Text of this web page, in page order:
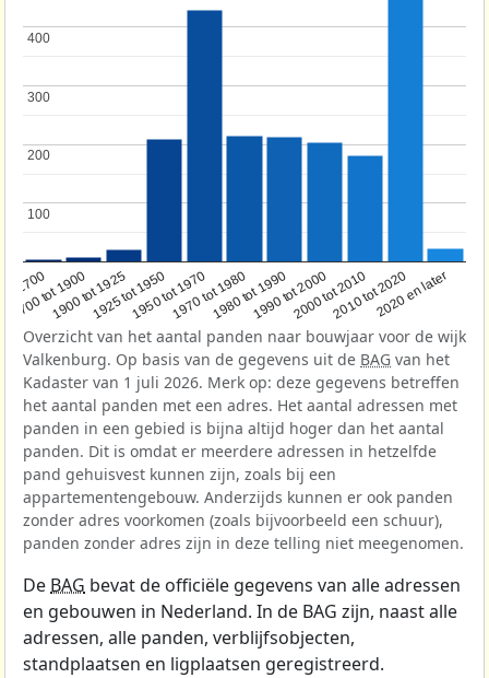
1700
1700 tot 1900
1900 tot 19251925 tot 19501950 tot 19701970 tot 19801980 tot 19901990 tot 20002000 tot 20102010 tot 20202020 en later
100
100
200
200
300
300
400
400
Overzicht van het aantal panden naar bouwjaar voor de wijk
Valkenburg. Op basis van de gegevens uit de BAG van het
Kadaster van 1 juli 2026. Merk op: deze gegevens betreffen
het aantal panden met een adres. Het aantal adressen met
panden in een gebied is bijna altijd hoger dan het aantal
panden. Dit is omdat er meerdere adressen in hetzelfde
pand gehuisvest kunnen zijn, zoals bij een
appartementengebouw. Anderzijds kunnen er ook panden
zonder adres voorkomen (zoals bijvoorbeeld een schuur),
panden zonder adres zijn in deze telling niet meegenomen.
De BAG bevat de officiële gegevens van alle adressen
en gebouwen in Nederland. In de BAG zijn, naast alle
adressen, alle panden, verblijfsobjecten,
standplaatsen en ligplaatsen geregistreerd.